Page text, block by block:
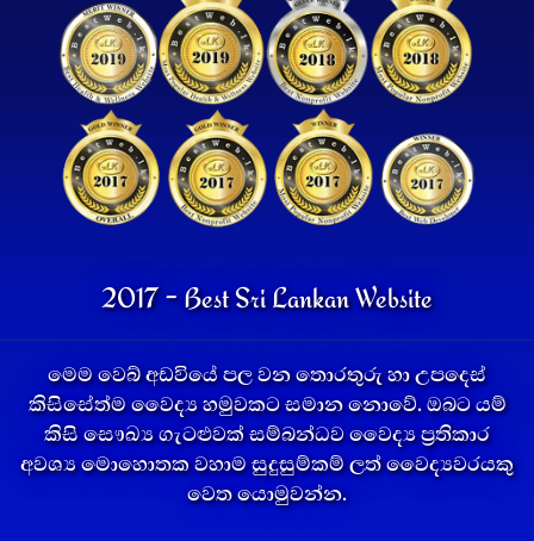
2017 - Best Sri Lankan Website
මෙම වෙබ් අඩවියේ පල වන තොරතුරු හා උපදෙස්
කිසිසේත්ම වෛද්‍ය හමුවකට සමාන නොවේ. ඔබට යම්
කිසි සෞඛ්‍ය ගැටළුවක් සම්බන්ධව වෛද්‍ය ප්‍රතිකාර
අවශ්‍ය මොහොතක වහාම සුදුසුම්කම් ලත් වෛද්‍යවරයකු
වෙත යොමුවන්න.